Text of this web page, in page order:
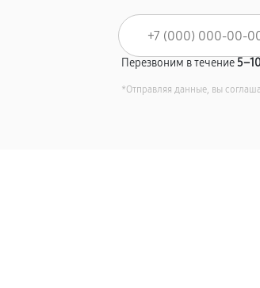
Перезвоним в течение
*Отправляя данные, вы